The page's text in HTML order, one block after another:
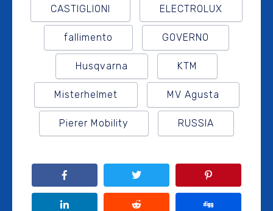
CASTIGLIONI ELECTROLUX
fallimento GOVERNO
Husqvarna KTM
Misterhelmet MV Agusta
Pierer Mobility RUSSIA